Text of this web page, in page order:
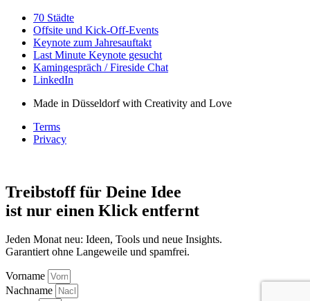
70 Städte
Offsite und Kick-Off-Events
Keynote zum Jahresauftakt
Last Minute Keynote gesucht
Kamingespräch / Fireside Chat
LinkedIn
Made in Düsseldorf with Creativity and Love
Terms
Privacy
Treibstoff für Deine Idee
ist nur einen Klick entfernt
Jeden Monat neu: Ideen, Tools und neue Insights.
Garantiert ohne Langeweile und spamfrei.
Vorname
Nachname